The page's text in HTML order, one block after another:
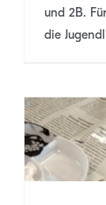
und 2B.
die